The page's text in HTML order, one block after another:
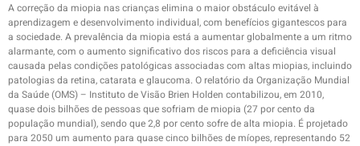
A correção da miopia nas crianças elimina o maior obstáculo evitável à
aprendizagem e desenvolvimento individual, com benefícios gigantescos para
a sociedade. A prevalência da miopia está a aumentar globalmente a um ritmo
alarmante, com o aumento significativo dos riscos para a deficiência visual
causada pelas condições patológicas associadas com altas miopias, incluindo
patologias da retina, catarata e glaucoma. O relatório da Organização Mundial
da Saúde (OMS) – Instituto de Visão Brien Holden contabilizou, em 2010,
quase dois bilhões de pessoas que sofriam de miopia (27 por cento da
população mundial), sendo que 2,8 por cento sofre de alta miopia. É projetado
para 2050 um aumento para quase cinco bilhões de míopes, representando 52